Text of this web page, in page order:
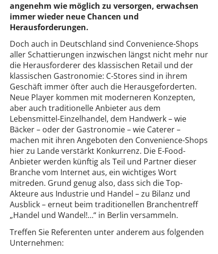
angenehm wie möglich zu versorgen, erwachsen
immer wieder neue Chancen und
Herausforderungen.
Doch auch in Deutschland sind Convenience-Shops
aller Schattierungen inzwischen längst nicht mehr nur
die Herausforderer des klassischen Retail und der
klassischen Gastronomie: C-Stores sind in ihrem
Geschäft immer öfter auch die Herausgeforderten.
Neue Player kommen mit moderneren Konzepten,
aber auch traditionelle Anbieter aus dem
Lebensmittel-Einzelhandel, dem Handwerk – wie
Bäcker – oder der Gastronomie – wie Caterer –
machen mit ihren Angeboten den Convenience-Shops
hier zu Lande verstärkt Konkurrenz. Die E-Food-
Anbieter werden künftig als Teil und Partner dieser
Branche vom Internet aus, ein wichtiges Wort
mitreden. Grund genug also, dass sich die Top-
Akteure aus Industrie und Handel – zu Bilanz und
Ausblick – erneut beim traditionellen Branchentreff
„Handel und Wandel!…“ in Berlin versammeln.
Treffen Sie Referenten unter anderem aus folgenden
Unternehmen: